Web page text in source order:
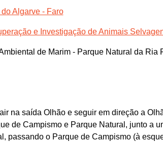
Algarve - Faro
e Investigação de Animais
de Marim - Parque Natural da Ria
na saída Olhão e seguir em direção a
de Campismo e Parque Natural, junto a
passando o Parque de Campismo (à